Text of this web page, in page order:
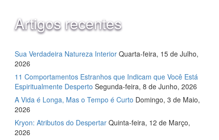
Artigos recentes
Sua Verdadeira Natureza Interior Quarta-feira, 15 de Julho,
2026
11 Comportamentos Estranhos que Indicam que Você Está
Espiritualmente Desperto Segunda-feira, 8 de Junho, 2026
A Vida é Longa, Mas o Tempo é Curto Domingo, 3 de Maio,
2026
Kryon: Atributos do Despertar Quinta-feira, 12 de Março,
2026